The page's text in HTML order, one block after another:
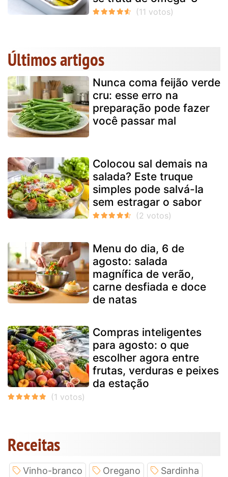
Últimos artigos
Nunca coma feijão verde
cru: esse erro na
preparação pode fazer
você passar mal
Colocou sal demais na
salada? Este truque
simples pode salvá-la
sem estragar o sabor
Menu do dia, 6 de
agosto: salada
magnífica de verão,
carne desfiada e doce
de natas
Compras inteligentes
para agosto: o que
escolher agora entre
frutas, verduras e peixes
da estação
Receitas
Vinho-branco Oregano Sardinha